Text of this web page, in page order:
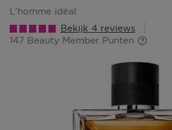
l'homme idéal
Bekijk 4 reviews
147 Beauty Member Punten